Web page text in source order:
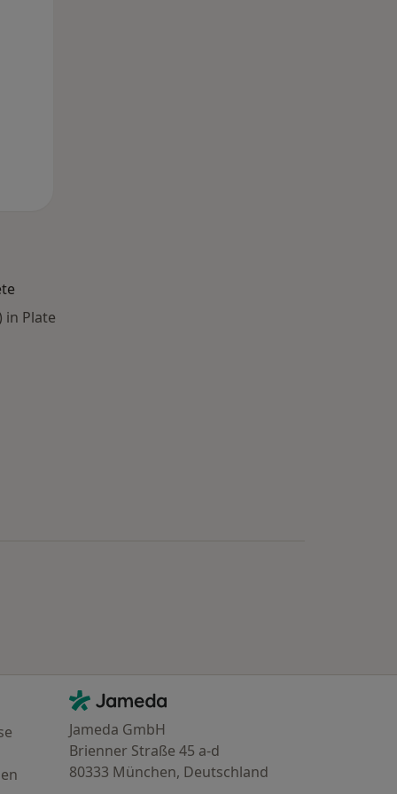
in Plate
Kontakt
Jameda - Startseite
Jameda GmbH
Brienner Straße 45 a-d
80333 München, Deutschland